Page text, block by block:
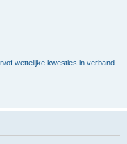
of wettelijke kwesties in verband